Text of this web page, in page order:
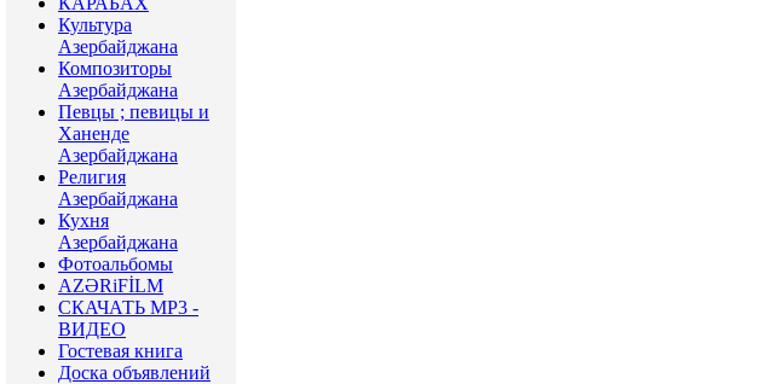
Культура
Азербайджана
Композиторы
Азербайджана
Певцы ; певицы и
Ханенде
Азербайджана
Религия
Азербайджана
Кухня
Азербайджана
Фотоальбомы
AZƏRiFİLM
СКАЧАТЬ МР3 -
ВИДЕО
Гостевая книга
Доска объявлений